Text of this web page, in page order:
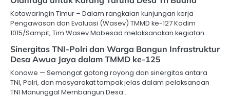
Kotawaringin Timur – Dalam rangkaian kunjungan kerja
Pengawasan dan Evaluasi (Wasev) TMMD ke-127 Kodim
1015/Sampit, Tim Wasev Mabesad melaksanakan kegiatan…
Sinergitas TNI-Polri dan Warga Bangun Infrastruktur
Desa Awua Jaya dalam TMMD ke-125
Konawe — Semangat gotong royong dan sinergitas antara
TNI, Polri, dan masyarakat tampak jelas dalam pelaksanaan
TNI Manunggal Membangun Desa…